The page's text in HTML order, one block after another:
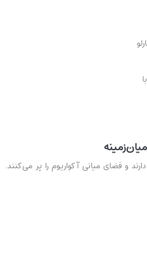
و فضای میانی آکواریوم را پر می‌کنند.